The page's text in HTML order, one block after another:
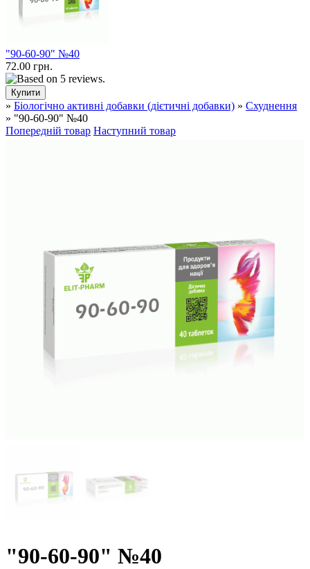
"90-60-90" №40
72.00 грн.
» Біологічно активні добавки (дієтичні добавки) » Схуднення
» "90-60-90" №40
Попередній товар Наступний товар
"90-60-90" №40